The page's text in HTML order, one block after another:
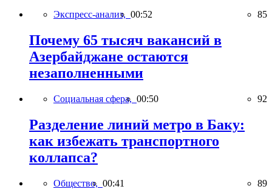
Экспресс-анализ, 00:52 85
Почему 65 тысяч вакансий в
Азербайджане остаются
незаполненными
Социальная сфера, 00:50 92
Разделение линий метро в Баку:
как избежать транспортного
коллапса?
Общество, 00:41 89